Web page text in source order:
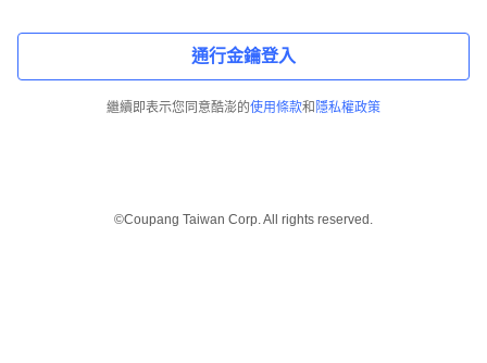
通行金鑰登入
繼續即表示您同意酷澎的使用條款和 隱私權政策
©Coupang Taiwan Corp. All rights reserved.